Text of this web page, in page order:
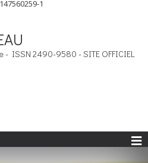
1
ISSN 2490-9580 - SITE OFFICIEL